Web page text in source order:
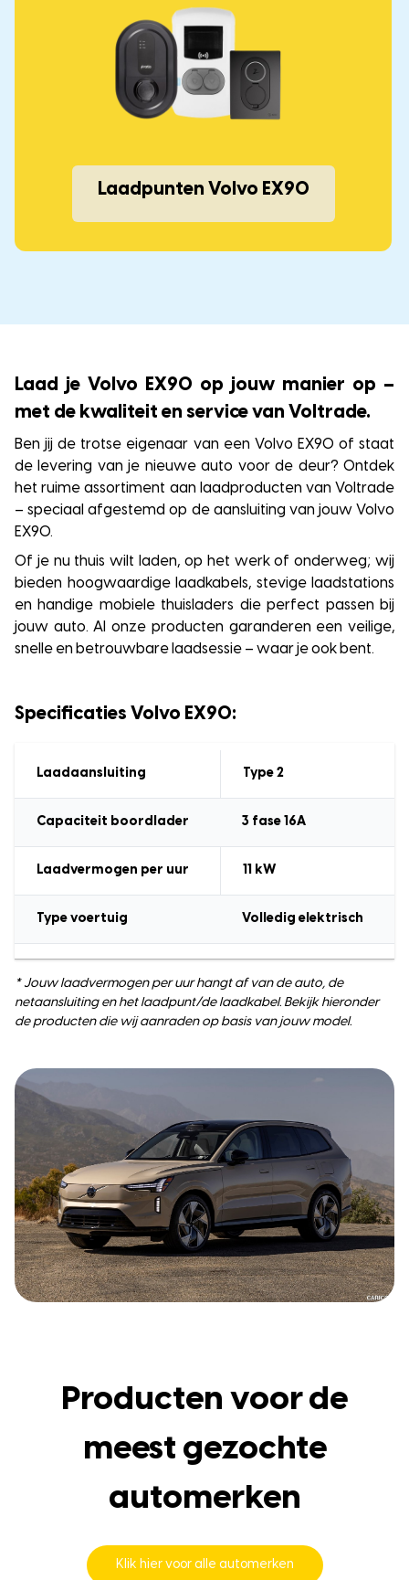
Laadpunten Volvo EX90
Laad je Volvo EX90 op jouw manier op –
met de kwaliteit en service van Voltrade.
Ben jij de trotse eigenaar van een Volvo EX90 of staat
de levering van je nieuwe auto voor de deur? Ontdek
het ruime assortiment aan laadproducten van Voltrade
– speciaal afgestemd op de aansluiting van jouw Volvo
EX90.
Of je nu thuis wilt laden, op het werk of onderweg; wij
bieden hoogwaardige laadkabels, stevige laadstations
en handige mobiele thuisladers die perfect passen bij
jouw auto. Al onze producten garanderen een veilige,
snelle en betrouwbare laadsessie – waar je ook bent.
Specificaties Volvo EX90:
Laadaansluiting Type 2
Capaciteit boordlader 3 fase 16A
Laadvermogen per uur 11 kW
Type voertuig Volledig elektrisch
* Jouw laadvermogen per uur hangt af van de auto, de
netaansluiting en het laadpunt/de laadkabel. Bekijk hieronder
de producten die wij aanraden op basis van jouw model.
Producten voor de
meest gezochte
automerken
Klik hier voor alle automerken